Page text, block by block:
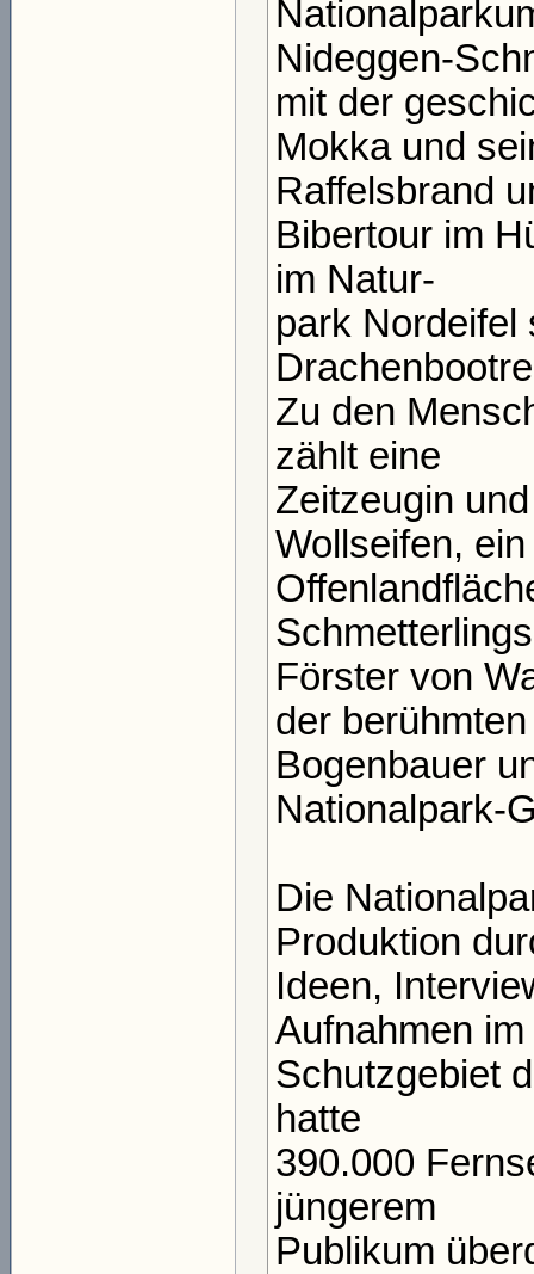
Nideggen-
mit der
Mokka und
Raffelsbrand
Bibertour im
im Natur-
park Nordeifel
Zu den
zählt eine
Zeitzeugin
Wollseifen,
Förster von
der
Bogenbauer
Nationalpark-
Die
Produktion
Ideen,
Aufnahmen im
Schutzgebiet
hatte
390.000
jüngerem
Publikum